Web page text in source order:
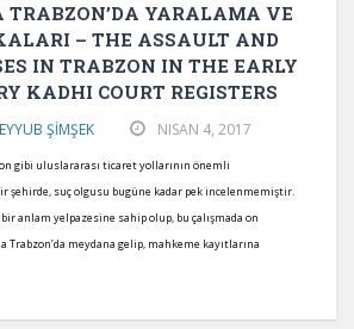
TRABZON’DA YARALAMA VE
– THE ASSAULT AND
IN TRABZON IN THE EARLY
KADHI COURT REGISTERS
EYYUB ŞİMŞEK NISAN 4, 2017
gibi uluslararası ticaret yollarının önemli
şehirde, suç olgusu bugüne kadar pek incelenmemiştir.
anlam yelpazesine sahip olup, bu çalışmada on
Trabzon’da meydana gelip, mahkeme kayıtlarına